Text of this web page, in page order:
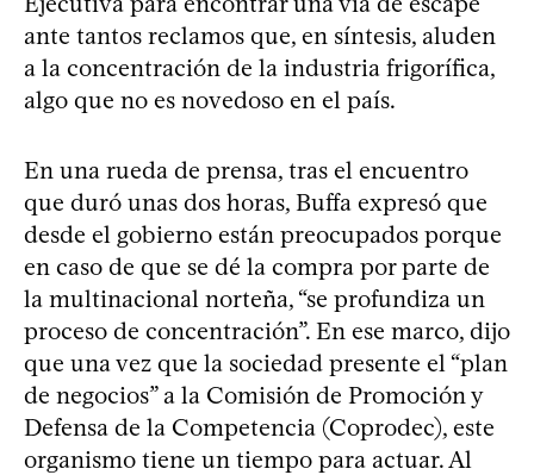
ante tantos reclamos que, en síntesis, aluden
a la concentración de la industria frigorífica,
algo que no es novedoso en el país.
En una rueda de prensa, tras el encuentro
que duró unas dos horas, Buffa expresó que
desde el gobierno están preocupados porque
en caso de que se dé la compra por parte de
la multinacional norteña, “se profundiza un
proceso de concentración”. En ese marco, dijo
que una vez que la sociedad presente el “plan
de negocios” a la Comisión de Promoción y
Defensa de la Competencia (Coprodec), este
organismo tiene un tiempo para actuar. Al